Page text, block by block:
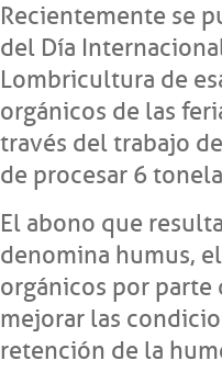
Recientemente se
del Día
Lombricultura de
orgánicos de las
través del trabajo
de procesar 6
El abono que
denomina humus,
orgánicos por parte
mejorar las
retención de la